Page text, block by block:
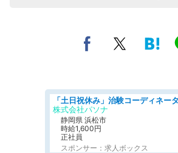
株式会社パソナ
静岡県 浜松市
時給1,600円
正社員
スポンサー：求人ボックス